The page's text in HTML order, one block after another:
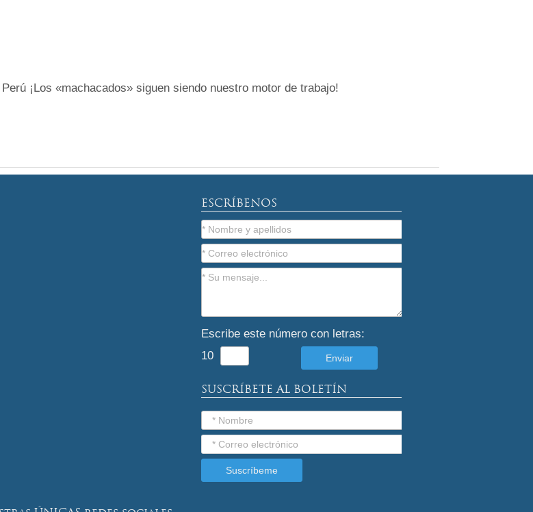
¡Los «machacados» siguen siendo nuestro motor de trabajo!
ESCRÍBENOS
Escribe este número con letras:
10
SUSCRÍBETE AL BOLETÍN